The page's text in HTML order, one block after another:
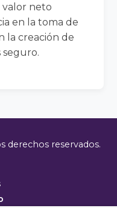
neto
en la toma de
la creación de
derechos reservados.